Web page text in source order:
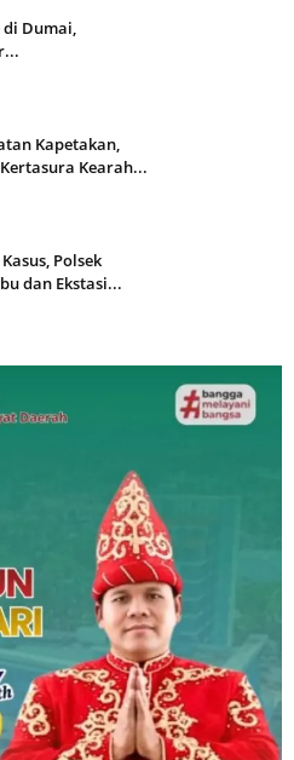
di Dumai,
Kapetakan,
Kearah...
Polsek
dan Ekstasi...